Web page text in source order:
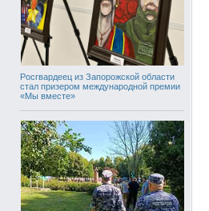
Росгвардеец из Запорожской области
стал призером международной премии
«Мы вместе»